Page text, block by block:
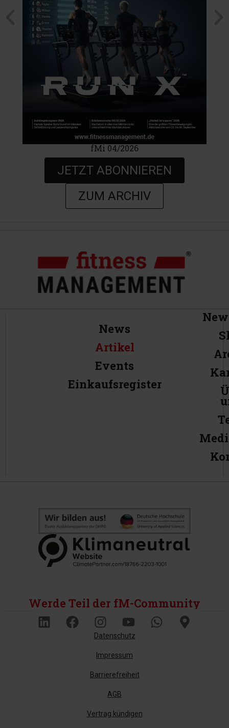
fMi 04/2026
JETZT ABONNIEREN
ZUM ARCHIV
News
Artikel
Events
Einkaufsregister
Werde Teil der fM-Community
Datenschutz
Impressum
Barrierefreiheit
AGB
Vertrag kündigen